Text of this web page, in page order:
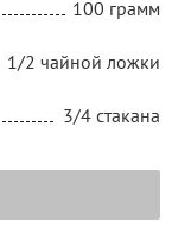
100 грамм
1/2 чайной ложки
3/4 стакана